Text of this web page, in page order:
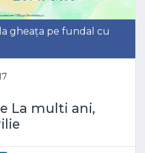
gheața pe fundal cu
La multi ani,